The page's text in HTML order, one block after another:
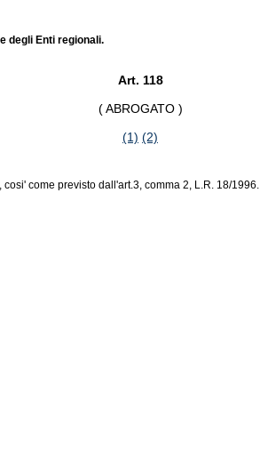
degli Enti regionali.
Art. 118
( ABROGATO )
(1) (2)
come previsto dall'art.3, comma 2, L.R. 18/1996.